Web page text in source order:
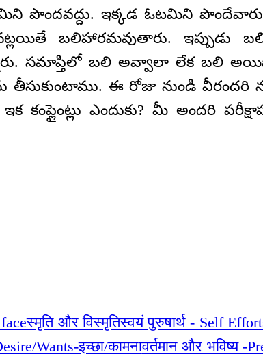
పొందవద్దు. ఇక్కడ ఓటమిని
బలిహారమవుతారు. ఇప్పుడు
సమాప్తిలో బలి అవ్వాలా లేక బలి
ఈ రోజు నుండి వీరందరి
ఇక కంప్లైంట్లు ఎందుకు? మీ అందరి
स्मृति और विस्मृतिस्वयं पुरुषार्थ - Self
Wants-इच्छा/कामनावर्तमान और भविष्य -